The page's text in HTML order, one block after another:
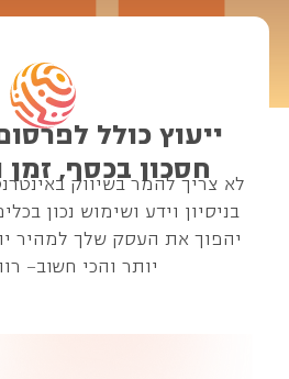
ייעוץ כולל
חסכון בכסף,
לא צריך להמר בשיווק
בניסיון וידע ושימוש נכון
יהפוך את העסק שלך למהיר
יותר והכי חשוב-